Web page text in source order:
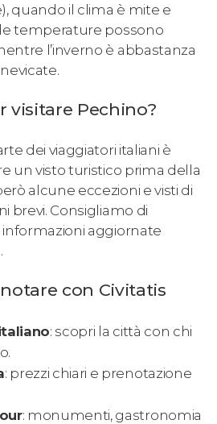
quando il clima è mite e
temperature possono
l’inverno è abbastanza
visitare Pechino?
dei viaggiatori italiani è
un visto turistico prima della
alcune eccezioni e visti di
brevi. Consigliamo di
aggiornate
con Civitatis
: scopri la città con chi
: prezzi chiari e prenotazione
: monumenti, gastronomia